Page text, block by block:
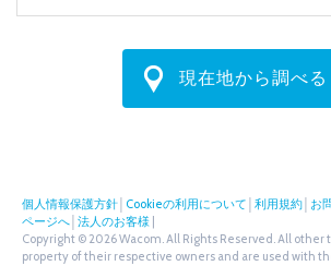
現在地から調べる
個人情報保護方針 Cookieの利用について 利用規約 お
ページへ 法人のお客様
Copyright © 2026 Wacom. All Rights Reserved. All
property of their respective owners and are used with